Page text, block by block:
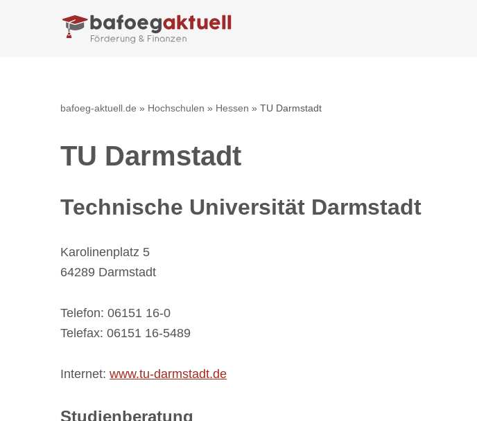
bafoeg-aktuell.de » Hochschulen » Hessen » TU Darmstadt
TU Darmstadt
Technische Universität Darmstadt
Karolinenplatz 5
64289 Darmstadt
Telefon: 06151 16-0
Telefax: 06151 16-5489
Internet: www.tu-darmstadt.de
Studienberatung